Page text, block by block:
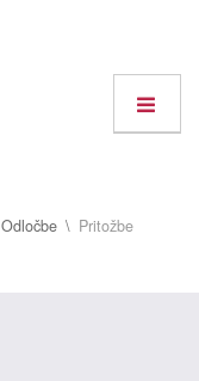
Odločbe Pritožbe